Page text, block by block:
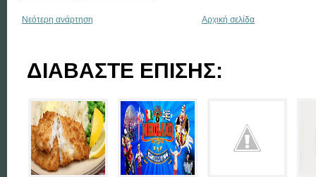
Νεότερη ανάρτηση Αρχική σελίδα
ΔΙΑΒΑΣΤΕ ΕΠΙΣΗΣ: